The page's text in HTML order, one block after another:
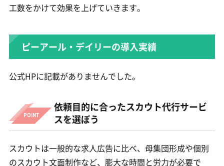
工数をかけて効果を上げていきます。
ピーアール・デイリーの導入実績
公式HPに記載がありませんでした。
依頼目的に合ったスカウト代行サービ
スを選ぼう
スカウトは一般的な求人広告に比べ、母集団形成や個別
のスカウト文面制作など、膨大な時間と労力が必要で